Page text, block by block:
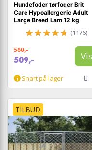
Hundefoder tørfoder Brit
Care Hypoallergenic Adult
Large Breed Lam 12 kg
(1176)
580,-
509,- Vis
Snart på lager
TILBUD